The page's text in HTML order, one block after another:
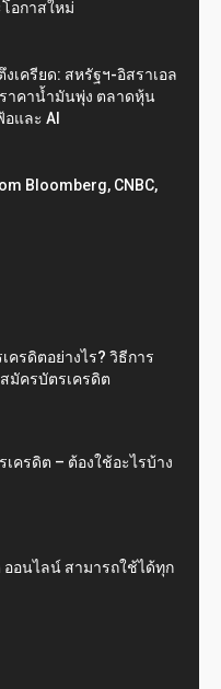
อกาสใหม่
เครียด: สหรัฐฯ-อิสราเอล
าคาน้ำมันพุ่ง ตลาดหุ้น
และ AI
Bloomberg, CNBC,
ครดิตอย่างไร? วิธีการ
มัครบัตรเครดิต
เครดิต – ต้องใช้อะไรบ้าง
ออนไลน์ สามารถใช้ได้ทุก